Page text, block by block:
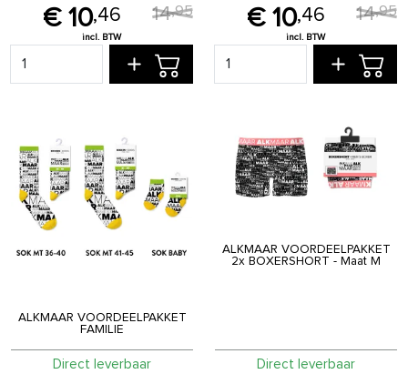
10,46 14,95 10,46 14,95
ALKMAAR VOORDEELPAKKET
FAMILIE
Direct leverbaar
ALKMAAR VOORDEELPAKKET
2x BOXERSHORT - Maat M
Direct leverbaar